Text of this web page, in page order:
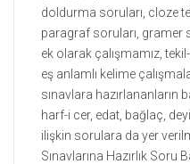
doldurma soruları, cloze
paragraf soruları, gramer
ek olarak çalışmamız,
eş anlamlı kelime
sınavlara hazırlananların
harf-i cer, edat, bağlaç,
ilişkin sorulara da yer
Sınavlarına Hazırlık Soru